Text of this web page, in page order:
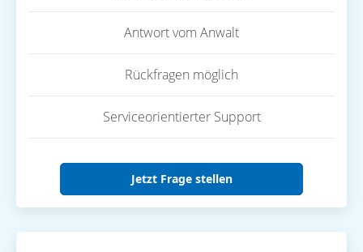
Antwort vom Anwalt
Rückfragen möglich
Serviceorientierter Support
Jetzt Frage stellen